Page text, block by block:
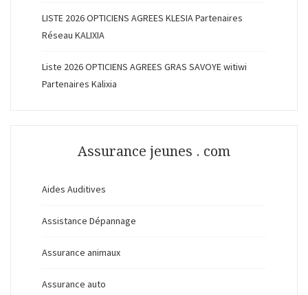
LISTE 2026 OPTICIENS AGREES KLESIA Partenaires
Réseau KALIXIA
Liste 2026 OPTICIENS AGREES GRAS SAVOYE witiwi
Partenaires Kalixia
Assurance jeunes . com
Aides Auditives
Assistance Dépannage
Assurance animaux
Assurance auto